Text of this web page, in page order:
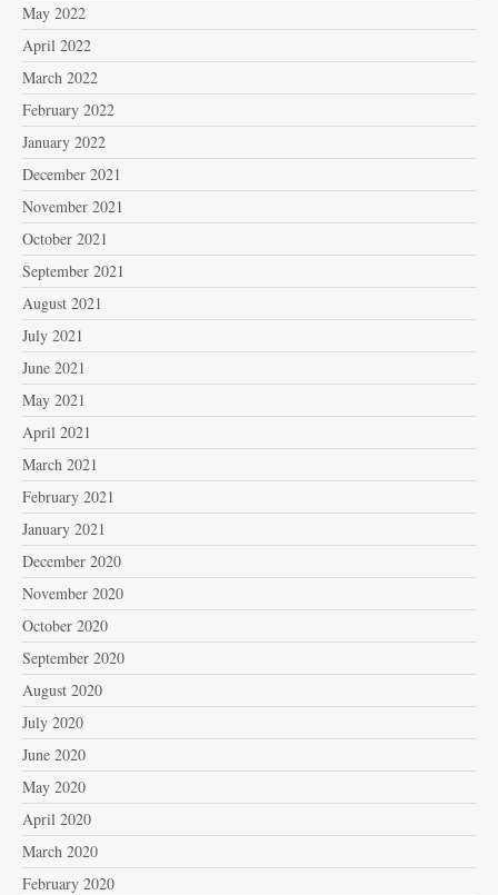
May 2022
April 2022
March 2022
February 2022
January 2022
December 2021
November 2021
October 2021
September 2021
August 2021
July 2021
June 2021
May 2021
April 2021
March 2021
February 2021
January 2021
December 2020
November 2020
October 2020
September 2020
August 2020
July 2020
June 2020
May 2020
April 2020
March 2020
February 2020